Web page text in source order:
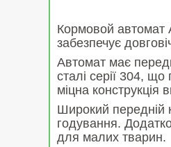
Кормовой автомат
забезпечує
Автомат має
сталі серії 304, що
міцна конструкція
Широкий передній
годування.
для малих тварин.